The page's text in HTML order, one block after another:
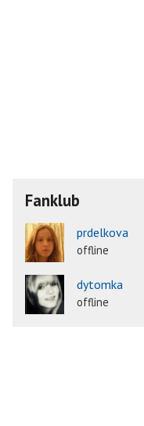
Fanklub
prdelkova
offline
dytomka
offline